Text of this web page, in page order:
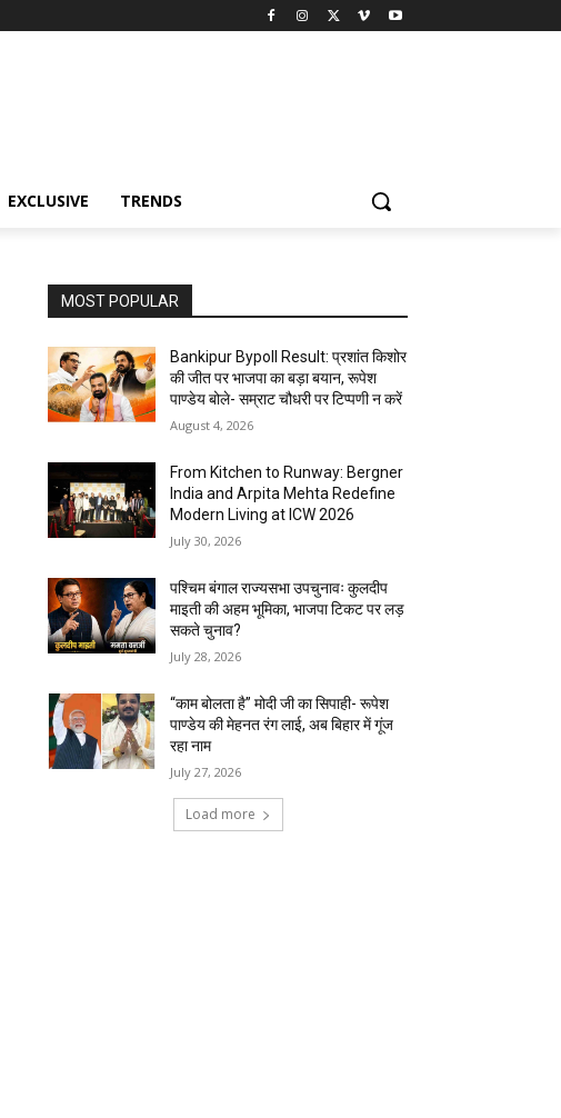
EXCLUSIVE TRENDS
MOST POPULAR
Bankipur Bypoll Result: प्रशांत किशोर
की जीत पर भाजपा का बड़ा बयान, रूपेश
पाण्डेय बोले- सम्राट चौधरी पर टिप्पणी न करें
August 4, 2026
From Kitchen to Runway: Bergner
India and Arpita Mehta Redefine
Modern Living at ICW 2026
July 30, 2026
पश्चिम बंगाल राज्यसभा उपचुनावः कुलदीप
माइती की अहम भूमिका, भाजपा टिकट पर लड़
सकते चुनाव?
July 28, 2026
“काम बोलता है” मोदी जी का सिपाही- रूपेश
पाण्डेय की मेहनत रंग लाई, अब बिहार में गूंज
रहा नाम
July 27, 2026
Load more